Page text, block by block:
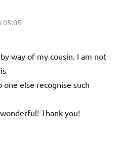
05:05
way of my cousin. I am not
else recognise such
Thank you!